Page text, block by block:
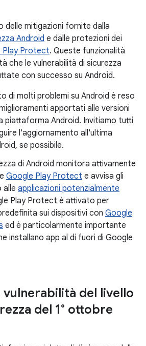
delle mitigazioni fornite dalla
Android e dalle protezioni dei
Play Protect. Queste funzionalità
che le vulnerabilità di sicurezza
con successo su Android.
di molti problemi su Android è reso
apportati alle versioni
piattaforma Android. Invitiamo tutti
l'aggiornamento all'ultima
se possibile.
di Android monitora attivamente
Google Play Protect e avvisa gli
alle applicazioni potenzialmente
Play Protect è attivato per
sui dispositivi con Google
ed è particolarmente importante
installano app al di fuori di Google
vulnerabilità del livello
del 1° ottobre